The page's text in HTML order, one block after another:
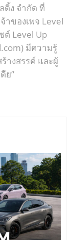
ดิ้ง จำกัด ที่
าของเพจ Level
ต์ Level Up
มีความรู้
างสรรค์ และผู้
ย”